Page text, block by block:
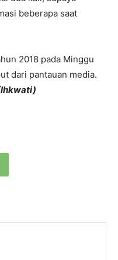
beberapa saat
2018 pada Minggu
dari pantauan media.